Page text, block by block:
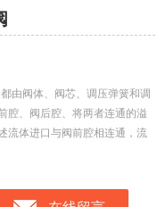
由阀体、阀芯、调压弹簧和调
腔、阀后腔、将两者连通的溢
流体进口与阀前腔相连通，流